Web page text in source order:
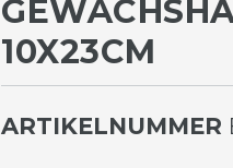
0X23CM
ARTIKELNUMMER